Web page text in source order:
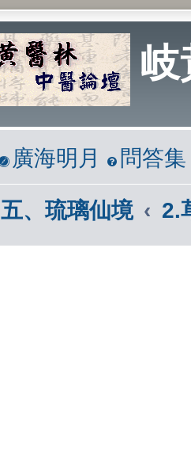
岐
廣海明月 問答集
五、琉璃仙境 2.